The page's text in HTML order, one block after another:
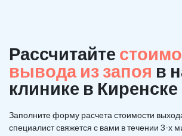
Рассчитайте
вывода из запоя в
клинике в Киренске
Заполните форму расчета стоимости
специалист свяжется с вами в течении 3-х